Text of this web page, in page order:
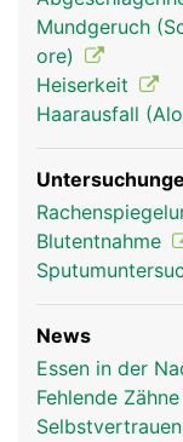
die über die
gelangen. Der
Zahnschmelz
tiefer liegenden
Bereich des
maximal zwei
Mundgeruch
ore)
Heiserkeit
Haarausfall
Blutentnahme
News
Essen in der
Fehlende